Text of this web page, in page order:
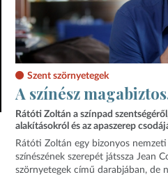
Szent szörnyetegek
A színész
Rátóti Zoltán a színpad
alakításokról és az apaszerep
Rátóti Zoltán egy bizonyos nemzeti
színészének szerepét játssza Jean
szörnyetegek című darabjában, de